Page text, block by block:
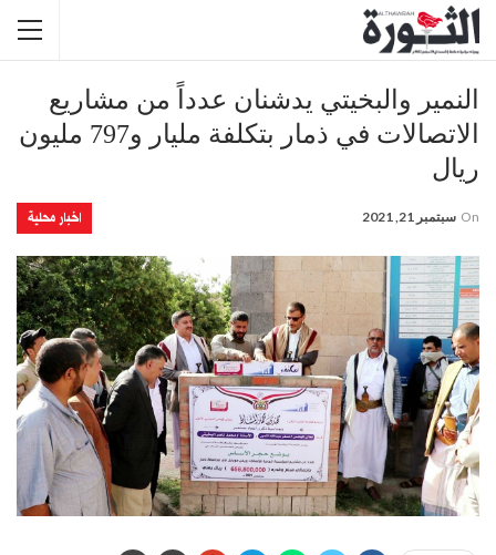
النمير والبخيتي يدشنان عدداً من مشاريع
الاتصالات في ذمار بتكلفة مليار و797 مليون
ريال
اخبار محلية On سبتمبر 21, 2021